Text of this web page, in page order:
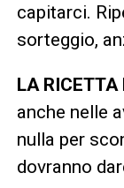
capitarci.
sorteggio,
LA RICETTA
anche nelle
nulla per
dovranno